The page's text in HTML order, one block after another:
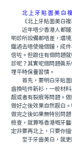
北上牙貼面美白
《北上牙貼面美白複
近年唔少香港人都鍾
啲診所設備都唔差，環
鐵過去唔使幾個鍾，成
信咗。但跟住有個問題
診呢？其實呢個問題真
埋平時保養習慣。
首先，要明白牙貼面
齒換咗件新衫，一般材
靓或者有裂痕等問題。
做好之後效果自然靓白
做完之後如果無特別問
檢查，就算喺香港嘅牙
定非要再北上，只要你
至于牙齒美白，就更